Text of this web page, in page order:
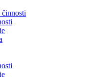
činnosti